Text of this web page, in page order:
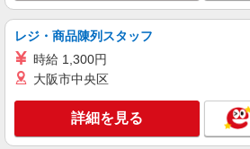
愛知県一宮市
キープ
レジ・商品陳列スタッフ
時給 1,300円
大阪市中央区
詳細を見る